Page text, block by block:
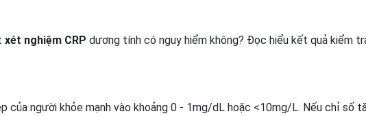
xét nghiệm CRP dương tính có nguy hiểm không? Đọc hiểu kết quả kiểm
của người khỏe mạnh vào khoảng 0 - 1mg/dL hoặc <10mg/L. Nếu chỉ số